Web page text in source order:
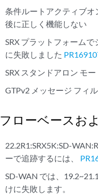
条件ルートアクティブオ
後に正しく機能しない
SRX プラットフォーム
に失敗しました
SRX スタンドアロン モー
GTPv2 メッセージ フィ
フローベースお
22.2R1:SRX5K:SD-
ーで追跡するには、
SD-WAN では、
けに失敗します。